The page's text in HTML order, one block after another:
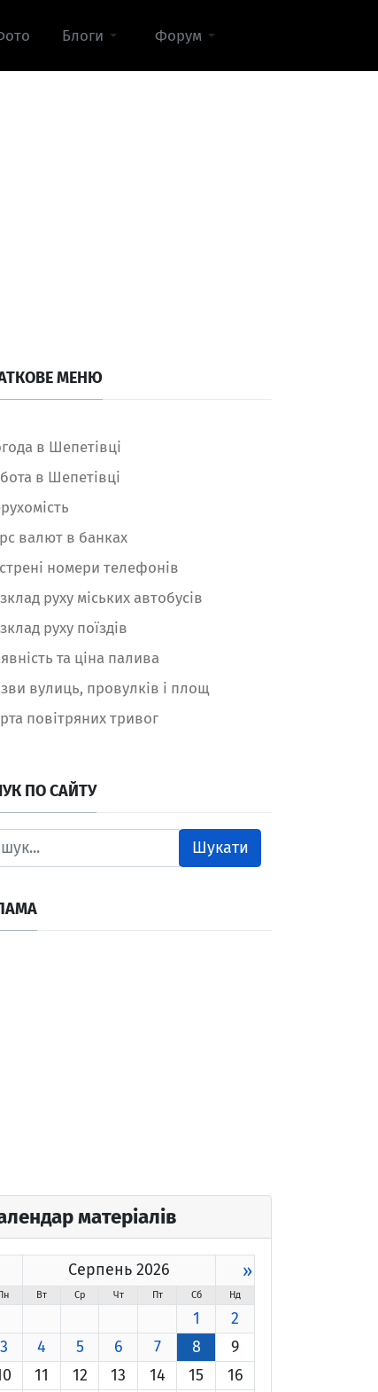
Блоги Форум
МЕНЮ
в Шепетівці
в Шепетівці
валют в банках
номери телефонів
руху міських автобусів
руху поїздів
та ціна палива
вулиць, провулків і площ
повітряних тривог
ПО САЙТУ
Шукати
матеріалів
Серпень 2026 »
Вт Ср Чт Пт Сб Нд
1
2
3
4 5 6 7 8
9
11 12 13 14 15
16